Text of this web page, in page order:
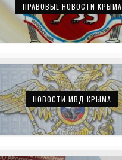
ПРАВОВЫЕ НОВОСТИ КРЫМА
НОВОСТИ МВД КРЫМА